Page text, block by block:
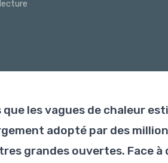
que les vagues de chaleur
adopté par des
grandes ouvertes. Face